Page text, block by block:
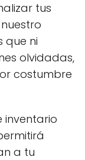
tus
que ni
olvidadas,
costumbre
inventario
a tu